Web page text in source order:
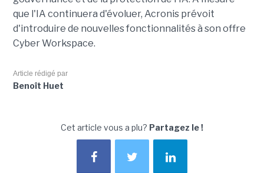
que l'IA continuera d'évoluer, Acronis prévoit
d'introduire de nouvelles fonctionnalités à son offre
Cyber Workspace.
Article rédigé par
Benoît Huet
Cet article vous a plu? Partagez le !